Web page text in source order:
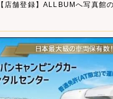
【店舗登録】ALLBUMへ写真館